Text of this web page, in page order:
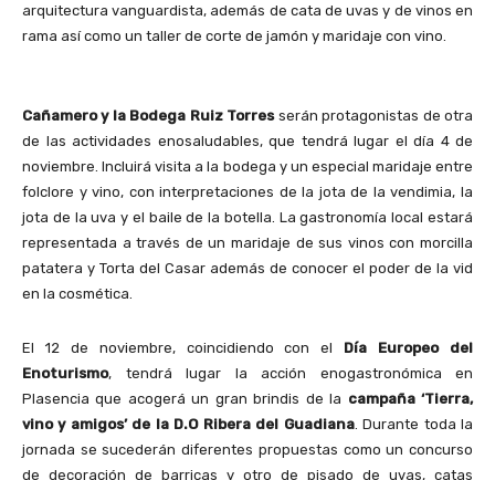
arquitectura vanguardista, además de cata de uvas y de vinos en
rama así como un taller de corte de jamón y maridaje con vino.
Cañamero y la Bodega Ruiz Torresserán protagonistas de otra
de las actividades enosaludables, que tendrá lugar el día 4 de
noviembre. Incluirá visita a la bodega y un especial maridaje entre
folclore y vino, con interpretaciones de la jota de la vendimia, la
jota de la uva y el baile de la botella. La gastronomía local estará
representada a través de un maridaje de sus vinos con morcilla
patatera y Torta del Casar además de conocer el poder de la vid
en la cosmética.
El 12 de noviembre, coincidiendo con el Día Europeo del
Enoturismo, tendrá lugar la acción enogastronómica en
Plasencia que acogerá un gran brindis de la campaña ‘Tierra,
vino y amigos’ de la D.O Ribera del Guadiana. Durante toda la
jornada se sucederán diferentes propuestas como un concurso
de decoración de barricas y otro de pisado de uvas, catas